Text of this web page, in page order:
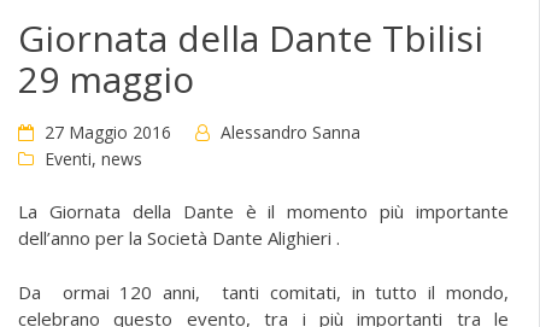
Giornata della Dante Tbilisi
29 maggio
27 Maggio 2016
Alessandro Sanna
Eventi, news
La Giornata della Dante è il momento più importante
dell’anno per la Società Dante Alighieri .
Da ormai 120 anni, tanti comitati, in tutto il mondo,
celebrano questo evento, tra i più importanti tra le